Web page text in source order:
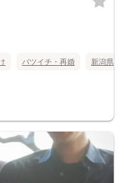
バツイチ・再婚 新潟県